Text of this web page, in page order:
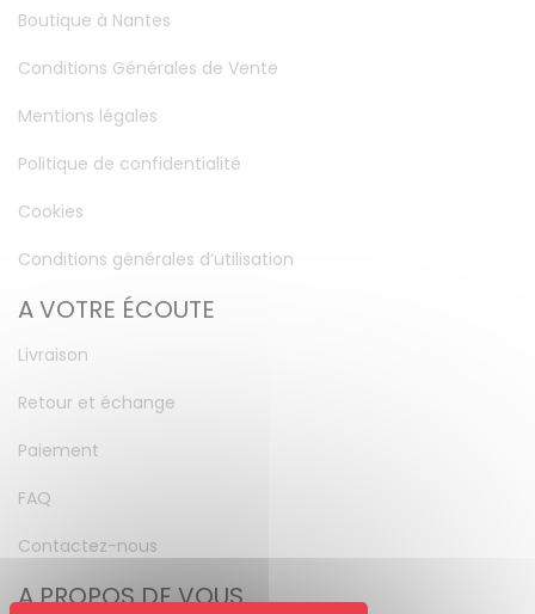
Boutique à Nantes
Conditions Générales de Vente
Mentions légales
Politique de confidentialité
Cookies
Conditions générales d’utilisation
A VOTRE ÉCOUTE
Livraison
Retour et échange
Paiement
FAQ
Contactez-nous
A PROPOS DE VOUS